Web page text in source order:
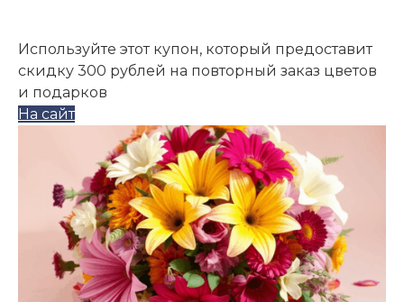
Используйте этот купон, который предоставит
скидку 300 рублей на повторный заказ цветов
и подарков
На сайт